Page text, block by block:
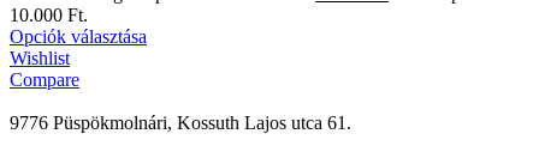
10.000 Ft.
Opciók választása
Wishlist
Compare
9776 Püspökmolnári, Kossuth Lajos utca 61.